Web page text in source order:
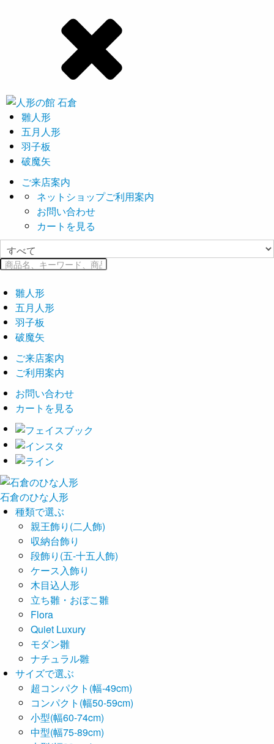
雛人形
五月人形
羽子板
破魔矢
ご来店案内
ネットショップご利用案内
お問い合わせ
カートを見る
雛人形
五月人形
羽子板
破魔矢
ご来店案内
ご利用案内
お問い合わせ
カートを見る
石倉のひな人形
種類で選ぶ
親王飾り(二人飾)
収納台飾り
段飾り(五-十五人飾)
ケース入飾り
木目込人形
立ち雛・おぼこ雛
Flora
Quiet Luxury
モダン雛
ナチュラル雛
サイズで選ぶ
超コンパクト(幅-49cm)
コンパクト(幅50-59cm)
小型(幅60-74cm)
中型(幅75-89cm)